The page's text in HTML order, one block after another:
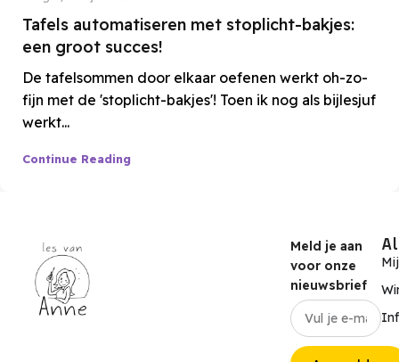
Tafels automatiseren met stoplicht-bakjes:
een groot succes!
De tafelsommen door elkaar oefenen werkt oh-zo-
fijn met de 'stoplicht-bakjes'! Toen ik nog als bijlesjuf
werkt...
Continue Reading
Meld je aan
voor onze
nieuwsbrief